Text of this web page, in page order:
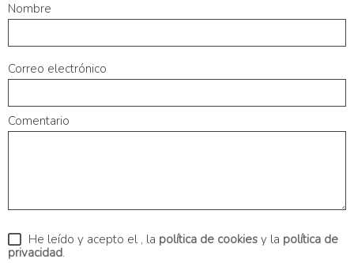
Nombre
Correo electrónico
Comentario
He leído y acepto el , la política de cookies y la política de
privacidad.